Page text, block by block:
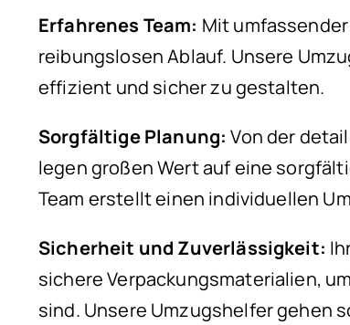
Erfahrenes Team: Mit
reibungslosen Ablauf. Unsere
effizient und sicher zu gestalten.
Sorgfältige Planung: Von der
legen großen Wert auf eine
Team erstellt einen individuellen
Sicherheit und Zuverlässigkeit:
sichere Verpackungsmaterialien,
sind. Unsere Umzugshelfer gehen